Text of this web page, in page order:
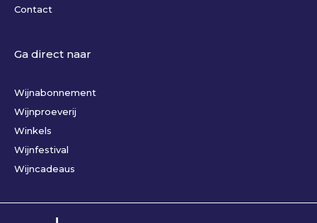
Contact
Ga direct naar
Wijnabonnement
Wijnproeverij
Winkels
Wijnfestival
Wijncadeaus